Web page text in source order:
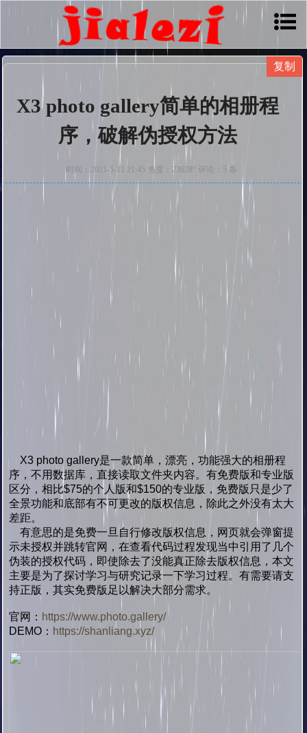
X3 photo gallery简单的相册程
序，破解伪授权方法
时间：2021-5-11 21:45 热度：23628° 评论：5 条
X3 photo gallery是一款简单，漂亮，功能强大的相册程
序，不用数据库，直接读取文件夹内容。有免费版和专业版
区分，相比$75的个人版和$150的专业版，免费版只是少了
全景功能和底部有不可更改的版权信息，除此之外没有太大
差距。
有意思的是免费一旦自行修改版权信息，网页就会弹窗提
示未授权并跳转官网，在查看代码过程发现当中引用了几个
伪装的授权代码，即使除去了没能真正除去版权信息，本文
主要是为了探讨学习与研究记录一下学习过程。有需要请支
持正版，其实免费版足以解决大部分需求。
官网： https://www.photo.gallery/
DEMO： https://shanliang.xyz/